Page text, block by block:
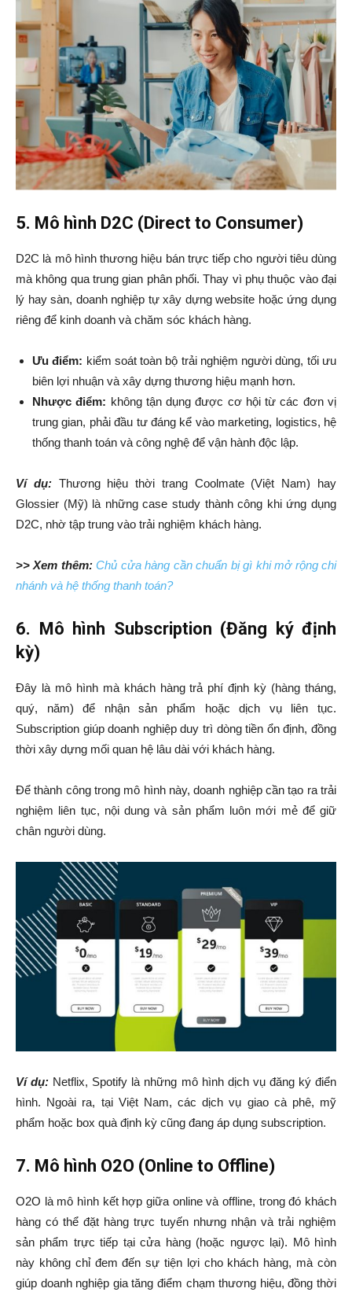
5. Mô hình D2C (Direct to Consumer)
D2C là mô hình thương hiệu bán trực tiếp cho người tiêu dùng
mà không qua trung gian phân phối. Thay vì phụ thuộc vào đại
lý hay sàn, doanh nghiệp tự xây dựng website hoặc ứng dụng
riêng để kinh doanh và chăm sóc khách hàng.
Ưu điểm: kiểm soát toàn bộ trải nghiệm người dùng, tối ưu
biên lợi nhuận và xây dựng thương hiệu mạnh hơn.
Nhược điểm: không tận dụng được cơ hội từ các đơn vị
trung gian, phải đầu tư đáng kể vào marketing, logistics, hệ
thống thanh toán và công nghệ để vận hành độc lập.
Ví dụ:Thương hiệu thời trang Coolmate (Việt Nam) hay
Glossier (Mỹ) là những case study thành công khi ứng dụng
D2C, nhờ tập trung vào trải nghiệm khách hàng.
>> Xem thêm: Chủ cửa hàng cần chuẩn bị gì khi mở rộng chi
nhánh và hệ thống thanh toán?
6. Mô hình Subscription (Đăng ký định
kỳ)
Đây là mô hình mà khách hàng trả phí định kỳ (hàng tháng,
quý, năm) để nhận sản phẩm hoặc dịch vụ liên tục.
Subscription giúp doanh nghiệp duy trì dòng tiền ổn định, đồng
thời xây dựng mối quan hệ lâu dài với khách hàng.
Để thành công trong mô hình này, doanh nghiệp cần tạo ra trải
nghiệm liên tục, nội dung và sản phẩm luôn mới mẻ để giữ
chân người dùng.
Ví dụ: Netflix, Spotify là những mô hình dịch vụ đăng ký điển
hình. Ngoài ra, tại Việt Nam, các dịch vụ giao cà phê, mỹ
phẩm hoặc box quà định kỳ cũng đang áp dụng subscription.
7. Mô hình O2O (Online to Offline)
O2O là mô hình kết hợp giữa online và offline, trong đó khách
hàng có thể đặt hàng trực tuyến nhưng nhận và trải nghiệm
sản phẩm trực tiếp tại cửa hàng (hoặc ngược lại). Mô hình
này không chỉ đem đến sự tiện lợi cho khách hàng, mà còn
giúp doanh nghiệp gia tăng điểm chạm thương hiệu, đồng thời